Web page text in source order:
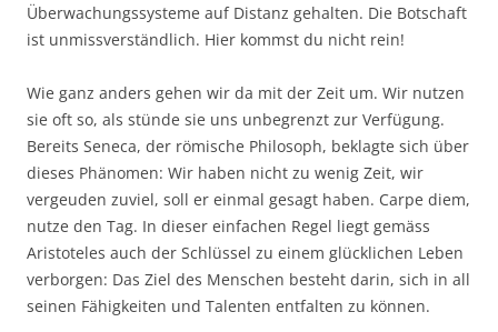
Überwachungssysteme auf Distanz gehalten. Die Botschaft
ist unmissverständlich. Hier kommst du nicht rein!
Wie ganz anders gehen wir da mit der Zeit um. Wir nutzen
sie oft so, als stünde sie uns unbegrenzt zur Verfügung.
Bereits Seneca, der römische Philosoph, beklagte sich über
dieses Phänomen: Wir haben nicht zu wenig Zeit, wir
vergeuden zuviel, soll er einmal gesagt haben. Carpe diem,
nutze den Tag. In dieser einfachen Regel liegt gemäss
Aristoteles auch der Schlüssel zu einem glücklichen Leben
verborgen: Das Ziel des Menschen besteht darin, sich in all
seinen Fähigkeiten und Talenten entfalten zu können.